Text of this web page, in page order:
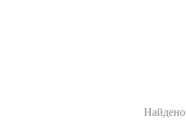
Найдено